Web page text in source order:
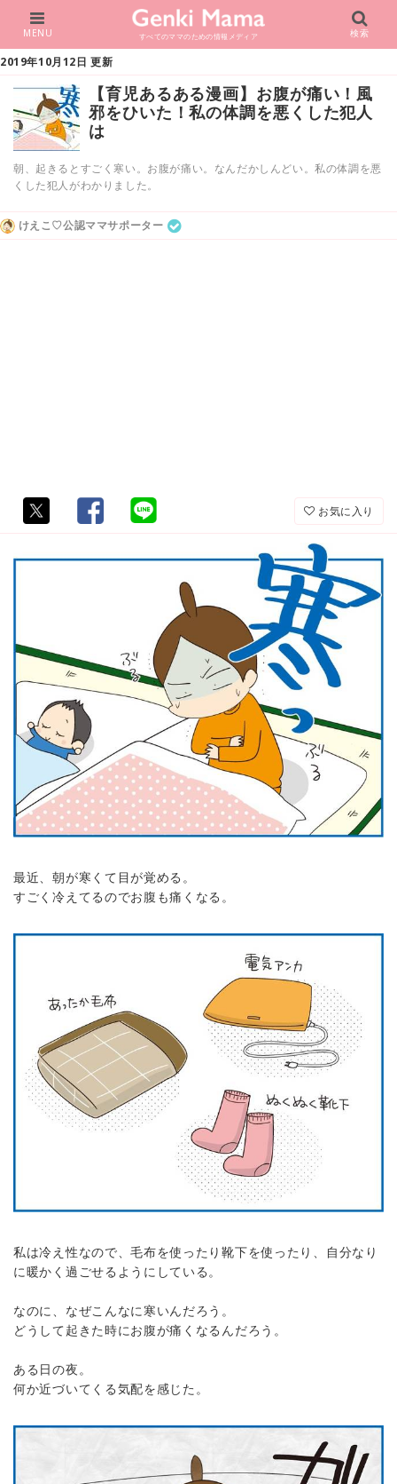
すべてのママのための情報メディア
MENU 検索
2019年10月12日 更新
【育児あるある漫画】お腹が痛い！風
邪をひいた！私の体調を悪くした犯人
は
朝、起きるとすごく寒い。お腹が痛い。なんだかしんどい。私の体調を悪
くした犯人がわかりました。
けえこ♡公認ママサポーター
お気に入り
最近、朝が寒くて目が覚める。
すごく冷えてるのでお腹も痛くなる。
私は冷え性なので、毛布を使ったり靴下を使ったり、自分なり
に暖かく過ごせるようにしている。
なのに、なぜこんなに寒いんだろう。
どうして起きた時にお腹が痛くなるんだろう。
ある日の夜。
何か近づいてくる気配を感じた。